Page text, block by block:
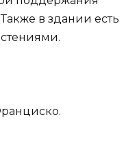
в здании есть